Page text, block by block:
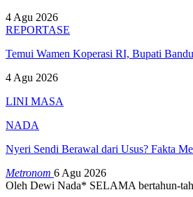
4 Agu 2026
REPORTASE
Temui Wamen Koperasi RI, Bupati
4 Agu 2026
LINI MASA
NADA
Nyeri Sendi Berawal dari Usus? Fakta
Metronom 6 Agu 2026
Oleh Dewi Nada* SELAMA bertahun-